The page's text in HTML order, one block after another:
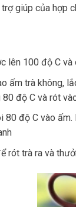
giúp của hợp
lên 100 độ C và
ấm trà không,
độ C và rót
80 độ C vào
rót trà ra và